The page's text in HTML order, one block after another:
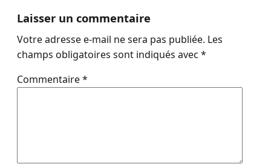
Laisser un commentaire
Votre adresse e-mail ne sera pas publiée. Les
champs obligatoires sont indiqués avec *
Commentaire*